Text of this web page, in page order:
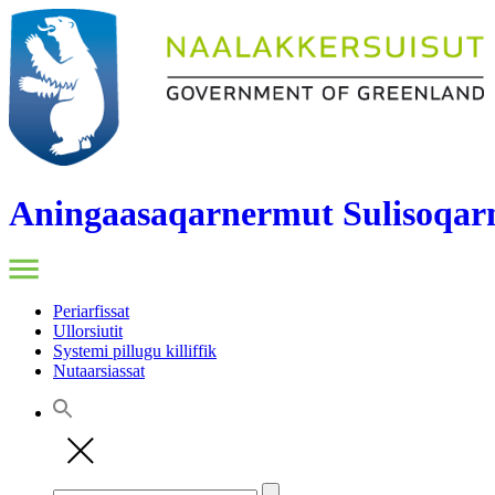
Aningaasaqarnermut
Periarfissat
Ullorsiutit
Systemi pillugu killiffik
Nutaarsiassat